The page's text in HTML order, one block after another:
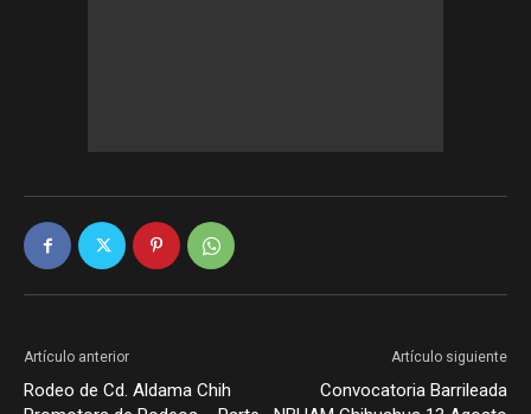
Artículo anterior
Rodeo de Cd. Aldama Chih
Artículo siguiente
Convocatoria Barrileada